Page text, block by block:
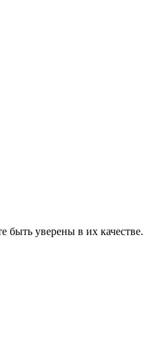
уверены в их качестве.